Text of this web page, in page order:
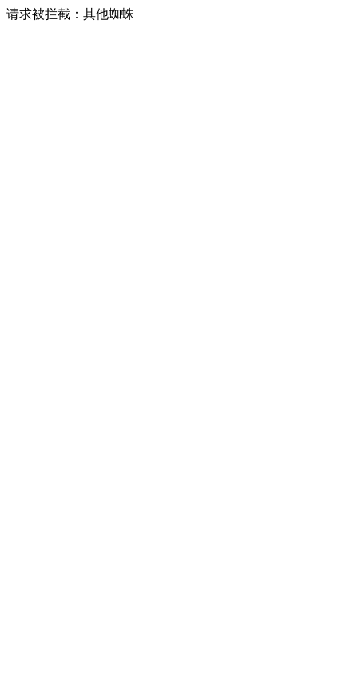
请求被拦截：其他蜘蛛